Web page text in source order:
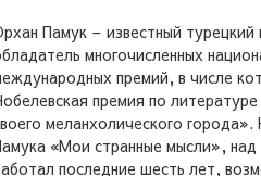
Памук – известный турецкий
многочисленных
премий, в числе
премия по
меланхолического
«Мои странные мысли»,
последние шесть лет,